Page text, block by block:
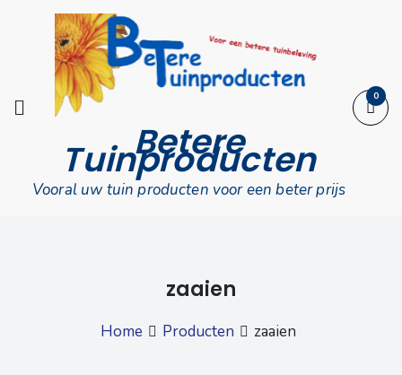
Betere
Tuinproducten
Vooral uw tuin producten voor een beter prijs
0
zaaien
Home Producten zaaien